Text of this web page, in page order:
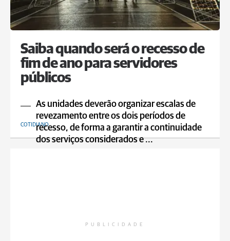
Saiba quando será o recesso de
fim de ano para servidores
públicos
As unidades deverão organizar escalas de
revezamento entre os dois períodos de
recesso, de forma a garantir a continuidade
dos serviços considerados e ...
COTIDIANO
PUBLICIDADE